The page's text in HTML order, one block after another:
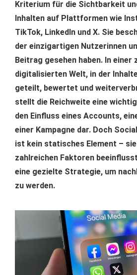
Kriterium für die Sichtbarkeit
Inhalten auf Plattformen wie
TikTok, LinkedIn und X. Sie
der einzigartigen Nutzerinnen
Beitrag gesehen haben. In einer
digitalisierten Welt, in der
geteilt, bewertet und
stellt die Reichweite eine
den Einfluss eines Accounts,
einer Kampagne dar. Doch
ist kein statisches Element –
zahlreichen Faktoren
eine gezielte Strategie, um
zu werden.